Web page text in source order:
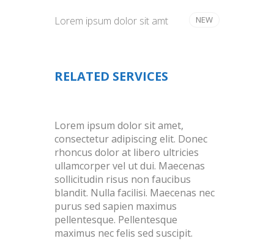
Lorem ipsum dolor sit amt NEW
RELATED SERVICES
Lorem ipsum dolor sit amet,
consectetur adipiscing elit. Donec
rhoncus dolor at libero ultricies
ullamcorper vel ut dui. Maecenas
sollicitudin risus non faucibus
blandit. Nulla facilisi. Maecenas nec
purus sed sapien maximus
pellentesque. Pellentesque
maximus nec felis sed suscipit.